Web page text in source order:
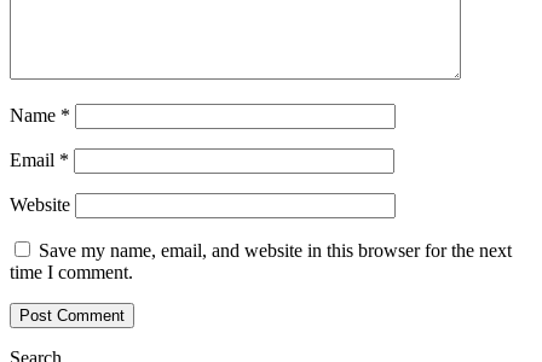
Name *
Email *
Website
Save my name, email, and website in this browser for the next
time I comment.